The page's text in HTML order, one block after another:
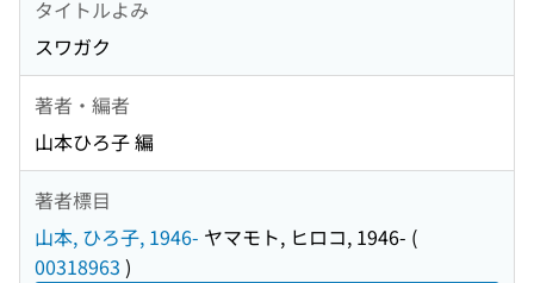
タイトルよみ
スワガク
著者・編者
山本ひろ子 編
著者標目
山本, ひろ子, 1946- ヤマモト, ヒロコ, 1946- (
00318963 )